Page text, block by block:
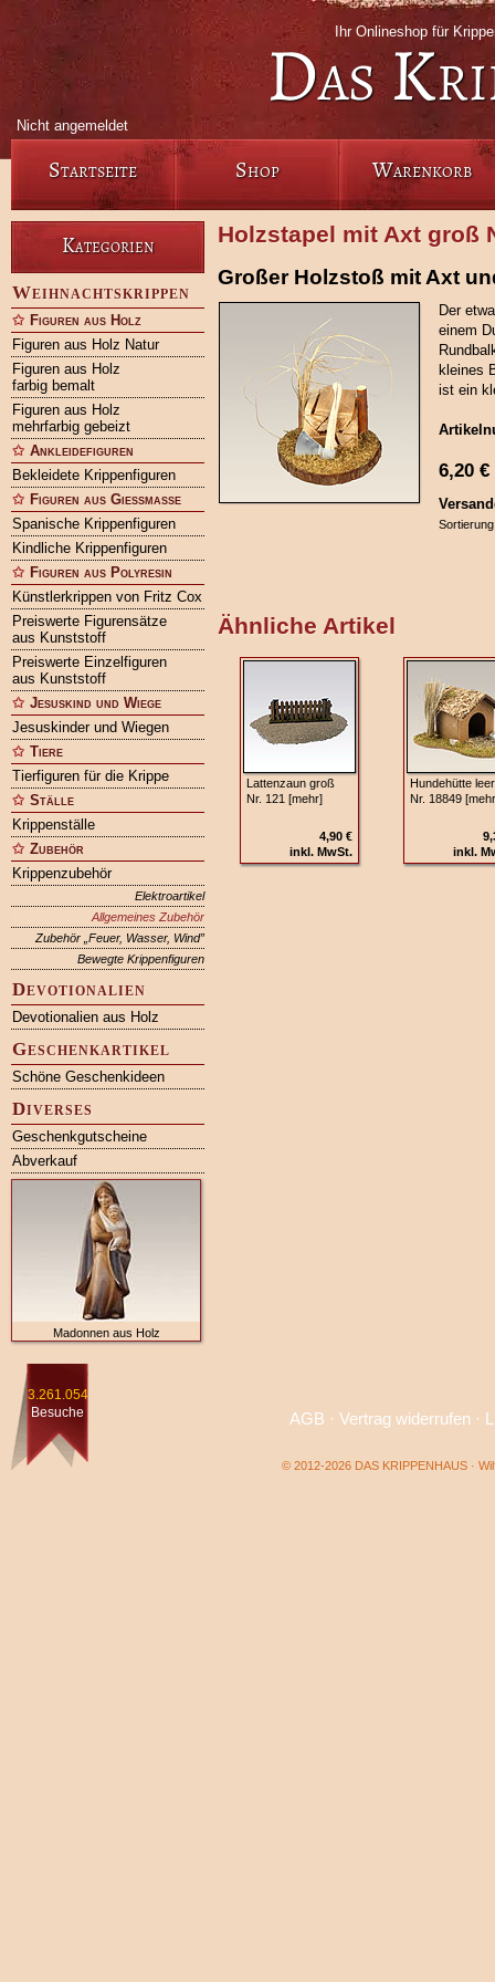
Ihr Onlineshop für
Das
Nicht angemeldet
Startseite Shop Warenkorb
Kategorien
Weihnachtskrippen
Figuren aus Holz
Figuren aus Holz Natur
Figuren aus Holz
farbig bemalt
Figuren aus Holz
mehrfarbig gebeizt
Ankleidefiguren
Bekleidete Krippenfiguren
Figuren aus Gießmasse
Spanische Krippenfiguren
Kindliche Krippenfiguren
Figuren aus Polyresin
Künstlerkrippen von Fritz Cox
Preiswerte Figurensätze
aus Kunststoff
Preiswerte Einzelfiguren
aus Kunststoff
Jesuskind und Wiege
Jesuskinder und Wiegen
Tiere
Tierfiguren für die Krippe
Ställe
Krippenställe
Zubehör
Krippenzubehör
Elektroartikel
Allgemeines Zubehör
Zubehör „Feuer, Wasser, Wind”
Bewegte Krippenfiguren
Devotionalien
Devotionalien aus Holz
Geschenkartikel
Schöne Geschenkideen
Diverses
Geschenkgutscheine
Abverkauf
Madonnen aus Holz
Holzstapel mit Axt groß
Großer Holzstoß mit Axt
Der
einem
kleines
ist ein
6,20 €
Ähnliche Artikel
Lattenzaun groß
Nr. 121 [mehr]
4,90 €
inkl. MwSt.
Hundehütte leer
Nr. 18849
inkl.
3.261.054
Besuche
AGB · Vertrag widerrufen·
© 2012-2026 DAS KRIPPENHAUS ·